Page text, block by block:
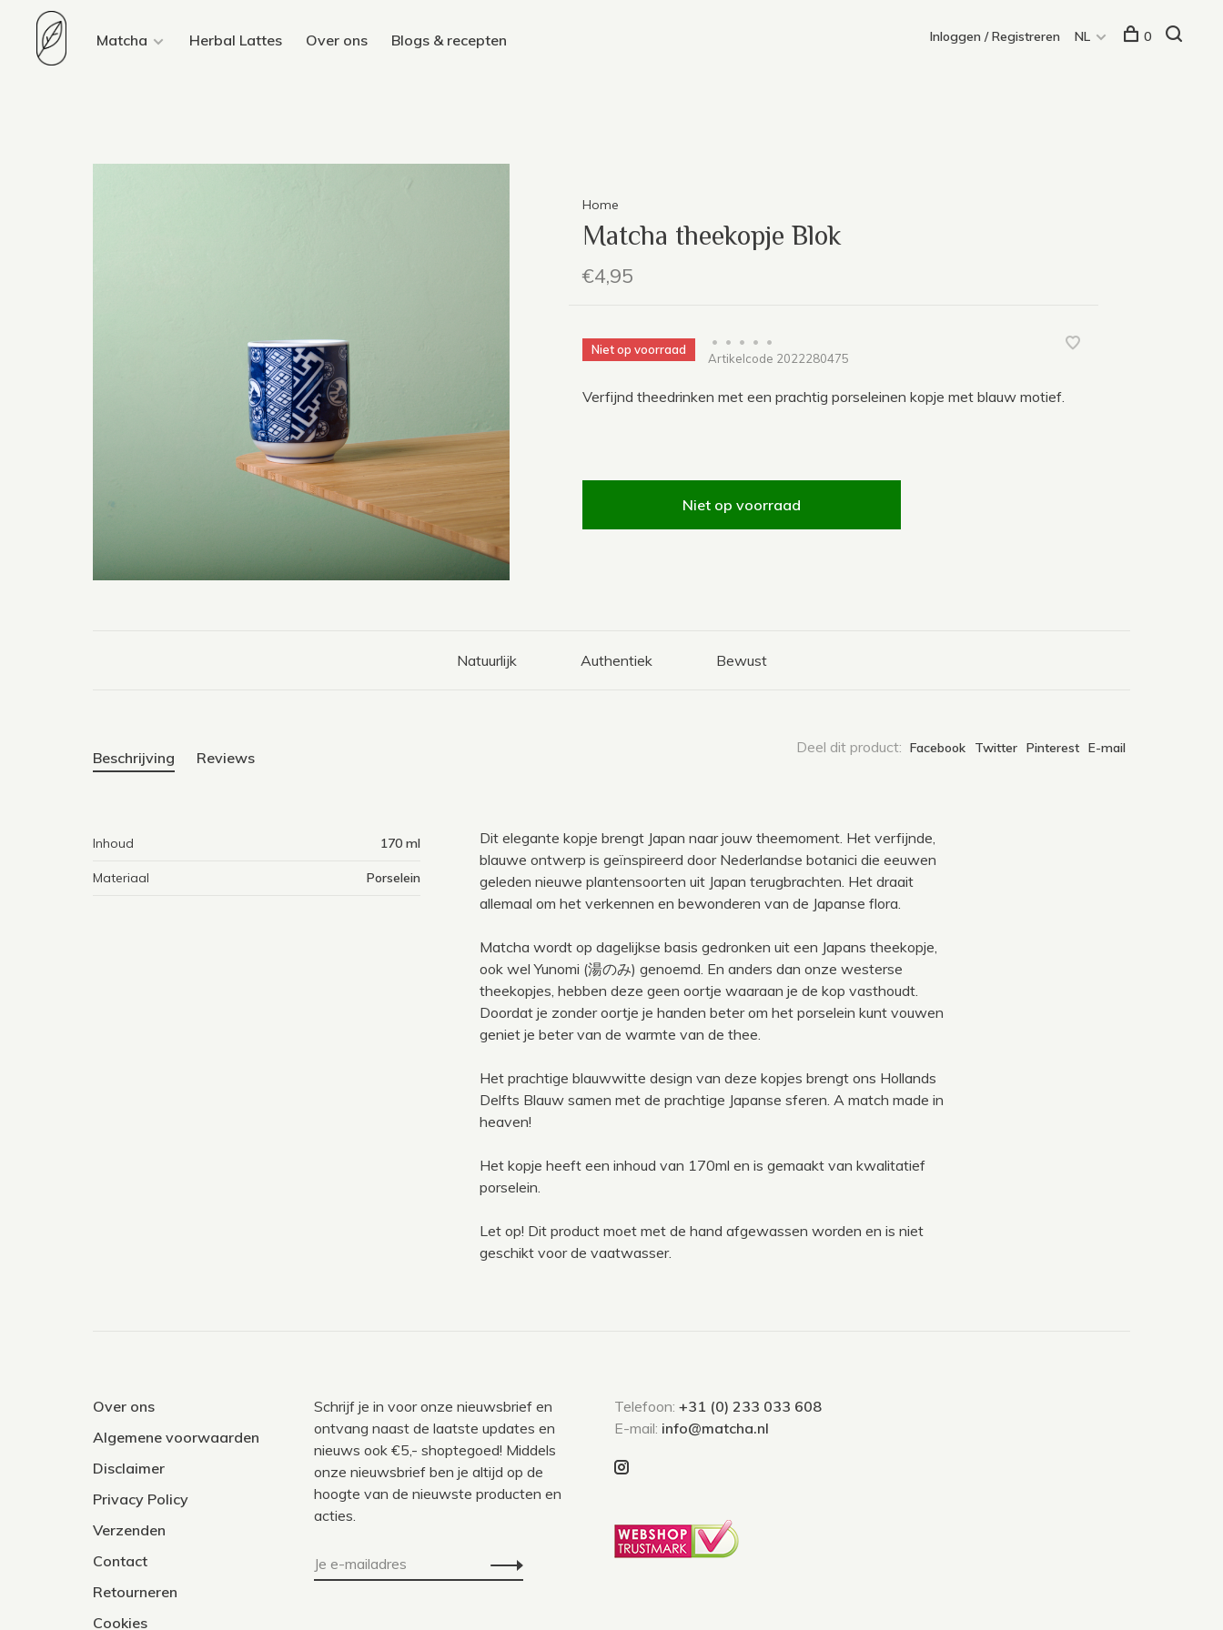
Matcha Herbal Lattes Over ons Blogs & recepten Inloggen / Registreren NL 0
Home
Matcha theekopje Blok
€4,95
Niet op voorraad
• • • •
•
Artikelcode 2022280475
Verfijnd theedrinken met een prachtig porseleinen kopje met blauw motief.
Niet op voorraad
Natuurlijk Authentiek Bewust
Deel dit product: Facebook Twitter Pinterest E-mail
Beschrijving Reviews
Inhoud 170 ml
Materiaal Porselein
Dit elegante kopje brengt Japan naar jouw theemoment. Het verfijnde,
blauwe ontwerp is geïnspireerd door Nederlandse botanici die eeuwen
geleden nieuwe plantensoorten uit Japan terugbrachten. Het draait
allemaal om het verkennen en bewonderen van de Japanse flora.
Matcha wordt op dagelijkse basis gedronken uit een Japans theekopje,
ook wel Yunomi (湯のみ) genoemd. En anders dan onze westerse
theekopjes, hebben deze geen oortje waaraan je de kop vasthoudt.
Doordat je zonder oortje je handen beter om het porselein kunt vouwen
geniet je beter van de warmte van de thee.
Het prachtige blauwwitte design van deze kopjes brengt ons Hollands
Delfts Blauw samen met de prachtige Japanse sferen. A match made in
heaven!
Het kopje heeft een inhoud van 170ml en is gemaakt van kwalitatief
porselein.
Let op! Dit product moet met de hand afgewassen worden en is niet
geschikt voor de vaatwasser.
Over ons
Algemene voorwaarden
Disclaimer
Privacy Policy
Verzenden
Contact
Retourneren
Cookies
Schrijf je in voor onze nieuwsbrief en
ontvang naast de laatste updates en
nieuws ook €5,- shoptegoed! Middels
onze nieuwsbrief ben je altijd op de
hoogte van de nieuwste producten en
acties.
Telefoon: +31 (0) 233 033 608
E-mail: info@matcha.nl